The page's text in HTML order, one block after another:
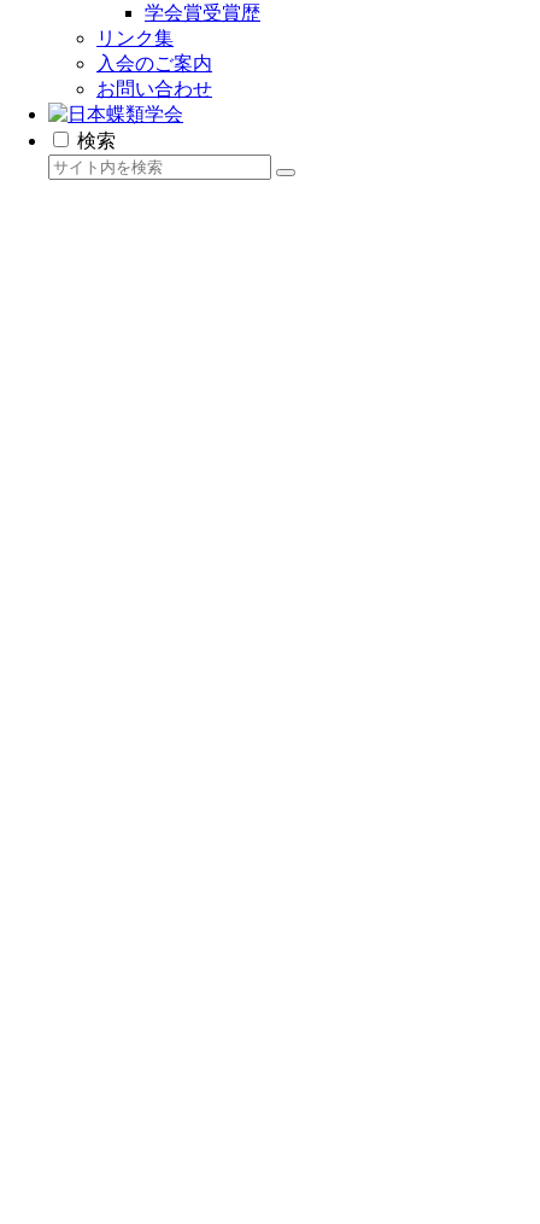
学会賞受賞歴
リンク集
入会のご案内
お問い合わせ
検索